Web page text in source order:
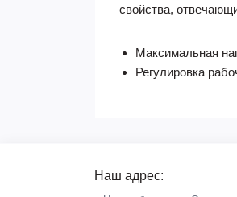
свойства,
Максимальная
Регулировка
Наш адрес: